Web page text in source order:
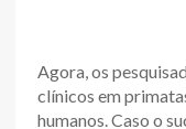
Agora, os
clínicos em
humanos. Caso o